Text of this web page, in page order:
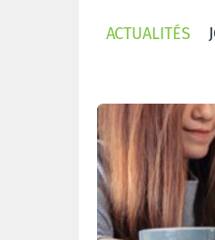
ACTUALITÉS